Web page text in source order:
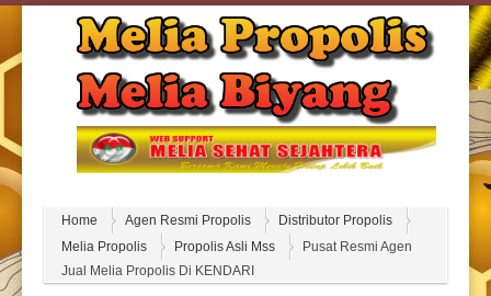
Home Agen Resmi Propolis
Distributor Propolis
Melia Propolis
Propolis Asli Mss
Pusat Resmi Agen
Jual Melia Propolis Di KENDARI